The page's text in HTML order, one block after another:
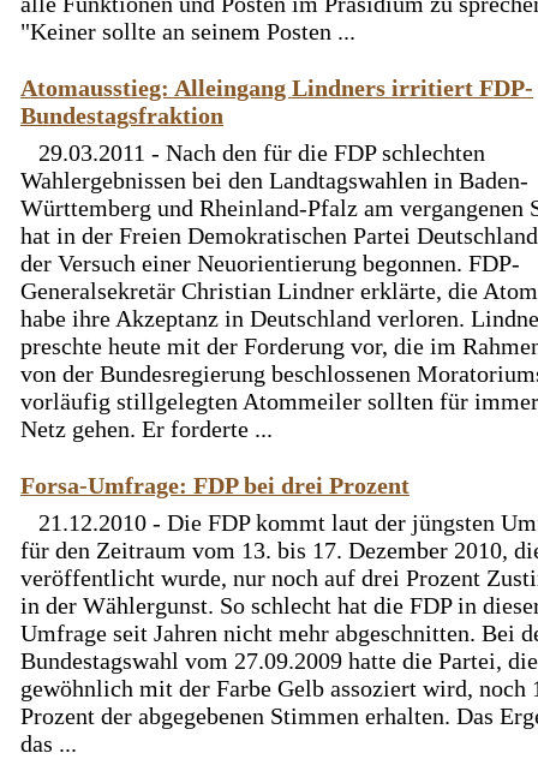
"Keiner sollte an seinem Posten ...
Atomausstieg: Alleingang Lindners irritiert FDP-
Bundestagsfraktion
29.03.2011 - Nach den für die FDP schlechten
Wahlergebnissen bei den Landtagswahlen in Baden-
Württemberg und Rheinland-Pfalz am vergangenen
hat in der Freien Demokratischen Partei
der Versuch einer Neuorientierung begonnen. FDP-
Generalsekretär Christian Lindner erklärte, die
habe ihre Akzeptanz in Deutschland verloren.
preschte heute mit der Forderung vor, die im
von der Bundesregierung beschlossenen
vorläufig stillgelegten Atommeiler sollten für
Netz gehen. Er forderte ...
Forsa-Umfrage: FDP bei drei Prozent
21.12.2010 - Die FDP kommt laut der jüngsten
für den Zeitraum vom 13. bis 17. Dezember 2010,
veröffentlicht wurde, nur noch auf drei Prozent
in der Wählergunst. So schlecht hat die FDP in
Umfrage seit Jahren nicht mehr abgeschnitten. Bei
Bundestagswahl vom 27.09.2009 hatte die Partei, die
gewöhnlich mit der Farbe Gelb assoziert wird, noch
Prozent der abgegebenen Stimmen erhalten. Das
das ...